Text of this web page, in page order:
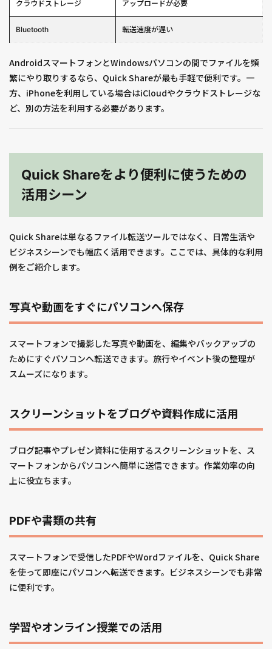
クラウドストレージ アップロードが必要
Bluetooth 転送速度が遅い
AndroidスマートフォンとWindowsパソコンの間でファイルを頻
繁にやり取りするなら、Quick Shareが最も手軽で便利です。一
方、iPhoneを利用している場合はiCloudやクラウドストレージな
ど、別の方法を利用する必要があります。
Quick Shareをより便利に使うための
活用シーン
Quick Shareは単なるファイル転送ツールではなく、日常生活や
ビジネスシーンでも幅広く活用できます。ここでは、具体的な利用
例をご紹介します。
写真や動画をすぐにパソコンへ保存
スマートフォンで撮影した写真や動画を、編集やバックアップの
ためにすぐパソコンへ転送できます。旅行やイベント後の整理が
スムーズになります。
スクリーンショットをブログや資料作成に活用
ブログ記事やプレゼン資料に使用するスクリーンショットを、ス
マートフォンからパソコンへ簡単に送信できます。作業効率の向
上に役立ちます。
PDFや書類の共有
スマートフォンで受信したPDFやWordファイルを、Quick Share
を使って即座にパソコンへ転送できます。ビジネスシーンでも非常
に便利です。
学習やオンライン授業での活用